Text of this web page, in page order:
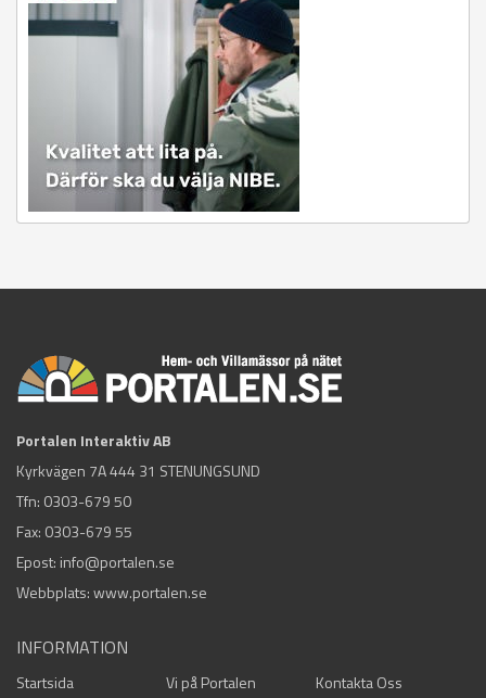
Portalen Interaktiv AB
Kyrkvägen 7A 444 31 STENUNGSUND
Tfn: 0303-679 50
Fax: 0303-679 55
Epost: info@portalen.se
Webbplats: www.portalen.se
INFORMATION
Startsida Vi på Portalen Kontakta Oss